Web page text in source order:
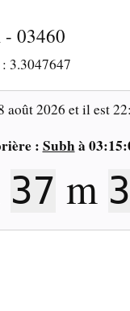
- 03460
3.3047647
août 2026 et il est
:Subhà
37 m